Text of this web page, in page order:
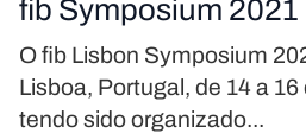
fib Symposium 2021
O fib Lisbon Symposium
Lisboa, Portugal, de 14 a
tendo sido organizado...